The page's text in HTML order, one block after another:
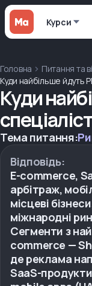
Курси
Головна Питання та
Куди найбільше йдуть
Куди
Тема питання:
Відповідь:
E-commerce,
арбітраж,
місцеві
міжнародні
Сегменти з
commerce —
де реклама
SaaS-